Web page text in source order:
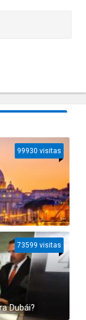
99930 visitas
Dubái?
73599 visitas